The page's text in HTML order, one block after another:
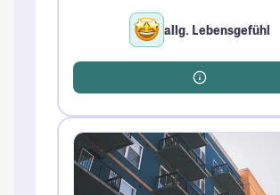
allg. Lebensgefühl